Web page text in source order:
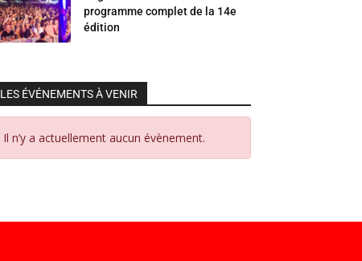
programme complet de la 14e
édition
LES ÉVÉNEMENTS À VENIR
Il n’y a actuellement aucun évènement.